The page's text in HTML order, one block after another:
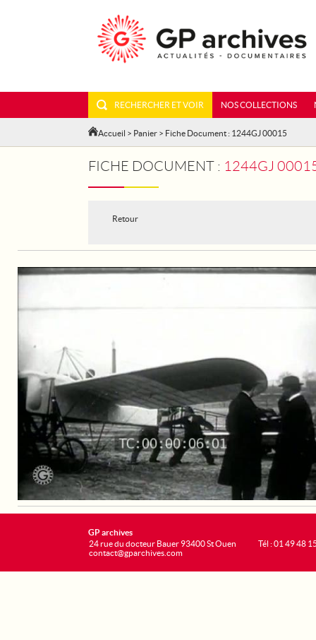
RECHERCHER ET VOIR NOS COLLECTIONS
Accueil > Panier > Fiche Document : 1244GJ 00015
FICHE DOCUMENT : 1244GJ
Retour
GP archives
24 rue du docteur Bauer 93400 St Ouen
contact@gparchives.com
Tél : 01 49 48